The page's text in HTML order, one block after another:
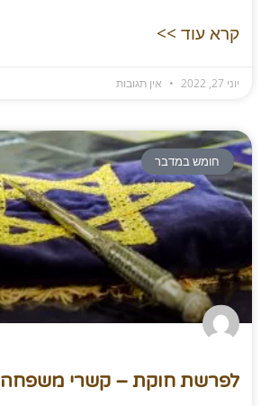
קרא עוד >>
יוני 27, 2022 אין תגובות
חומש במדבר
לפרשת חוקת – קשרי משפחה